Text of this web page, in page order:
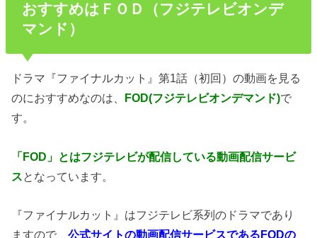
おすすめはＦＯＤ（フジテレビオンデ
マンド）
ドラマ『ファイナルカット』第1話（初回）の動画を見る
のにおすすめなのは、 FOD(フジテレビオンデマンド)で
す。
「FOD」とはフジテレビが配信している動画配信サービ
スとなっています。
『ファイナルカット』はフジテレビ系列のドラマであり
ますので、公式サイトの動画配信サービスであるFODの